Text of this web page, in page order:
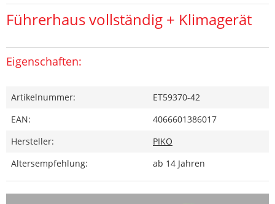
Führerhaus vollständig + Klimagerät
Eigenschaften:
Artikelnummer:
ET59370-42
EAN:
4066601386017
Hersteller:
PIKO
Altersempfehlung:
ab 14 Jahren